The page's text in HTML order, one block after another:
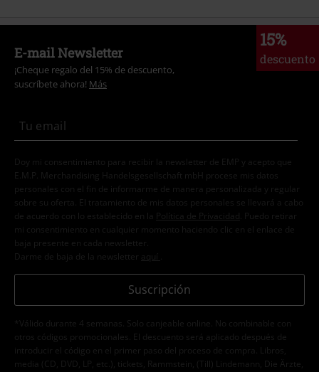
15%
descuento
E-mail Newsletter
¡Cheque regalo del 15% de descuento,
suscríbete ahora! Más
Doy mi consentimiento para recibir la newsletter de EMP y acepto que
E.M.P. Merchandising Handelsgesellschaft mbH procese mis datos
personales con el fin de informarme de manera personalizada y regular
sobre su oferta. El tratamiento de mis datos personales se llevará a cabo
de acuerdo con lo establecido en la
Política de Privacidad . Puedo retirar
mi consentimiento en cualquier momento haciendo clic en el enlace de
baja presente en cada newsletter.
Darme de baja de la newsletter
aquí
Suscripción
*Válido durante 4 semanas. Solo canjeable online. No combinable con
otros códigos promocionales. El descuento será aplicado después de
introducir el código en el primer paso del proceso de compra. Libros,
media (CD, DVD, LP, etc.), tickets, Rammstein, (Till) Lindemann, Die Ärzte,